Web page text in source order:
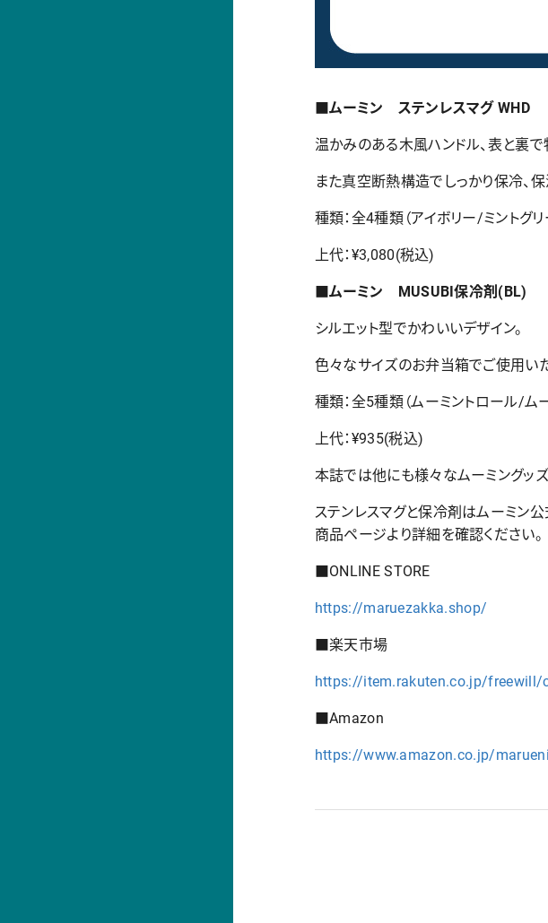
■ムーミン ステンレスマグ WHD
温かみのある木風ハンドル、表と裏
また真空断熱構造でしっかり保冷、保
種類：全4種類（アイボリー/ミントグ
上代：¥3,080(税込)
■ムーミン MUSUBI保冷剤(BL)
シルエット型でかわいいデザイン。
色々なサイズのお弁当箱でご使用い
種類：全5種類（ムーミントロール/ム
上代：¥935(税込)
本誌では他にも様々なムーミングッ
ステンレスマグと保冷剤はムーミン
商品ページより詳細を確認ください。
■ONLINE STORE
https://maruezakka.shop/
■楽天市場
https://item.rakuten.co.jp/
■Amazon
https://www.amazon.co.jp/